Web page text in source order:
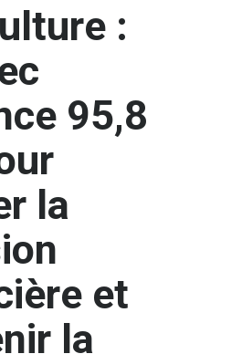
:
95,8
la
et
la